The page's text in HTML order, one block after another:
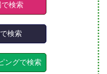
検索
検索
ングで検索